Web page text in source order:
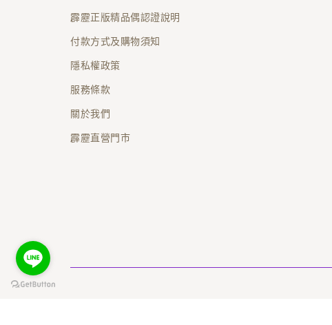
霹靂正版精品偶認證說明
付款方式及購物須知
隱私權政策
服務條款
關於我們
霹靂直營門市